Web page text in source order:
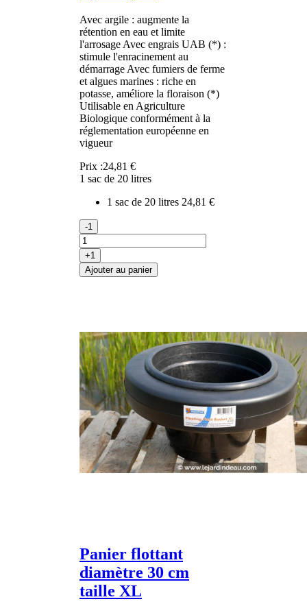
Avec argile : augmente la
rétention en eau et limite
l'arrosage Avec engrais UAB (*) :
stimule l'enracinement au
démarrage Avec fumiers de ferme
et algues marines : riche en
potasse, améliore la floraison (*)
Utilisable en Agriculture
Biologique conformément à la
réglementation européenne en
vigueur
Prix :24,81 €
1 sac de 20 litres
1 sac de 20 litres 24,81 €
-1
+1
Ajouter au panier
Panier flottant
diamètre 30 cm
taille XL